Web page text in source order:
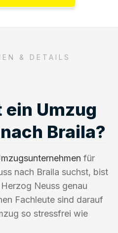
& DETAILS
Umzug
Braila?
für
nach Braila suchst, bist
Neuss genau
Fachleute sind darauf
so stressfrei wie